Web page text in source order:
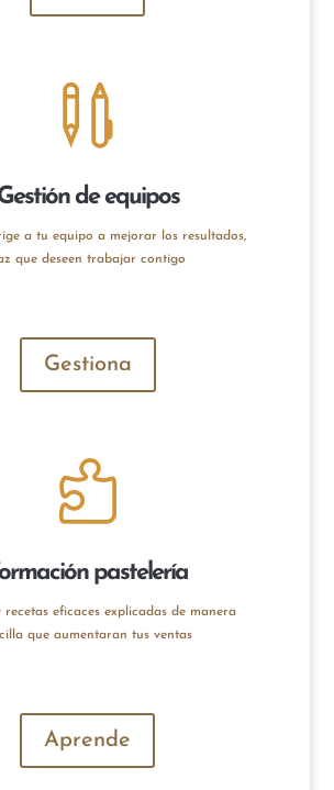

de equipos
a tu equipo a mejorar los resultados,
que deseen trabajar contigo
Gestiona

pastelería
recetas eficaces explicadas de manera
que aumentaran tus ventas
Aprende